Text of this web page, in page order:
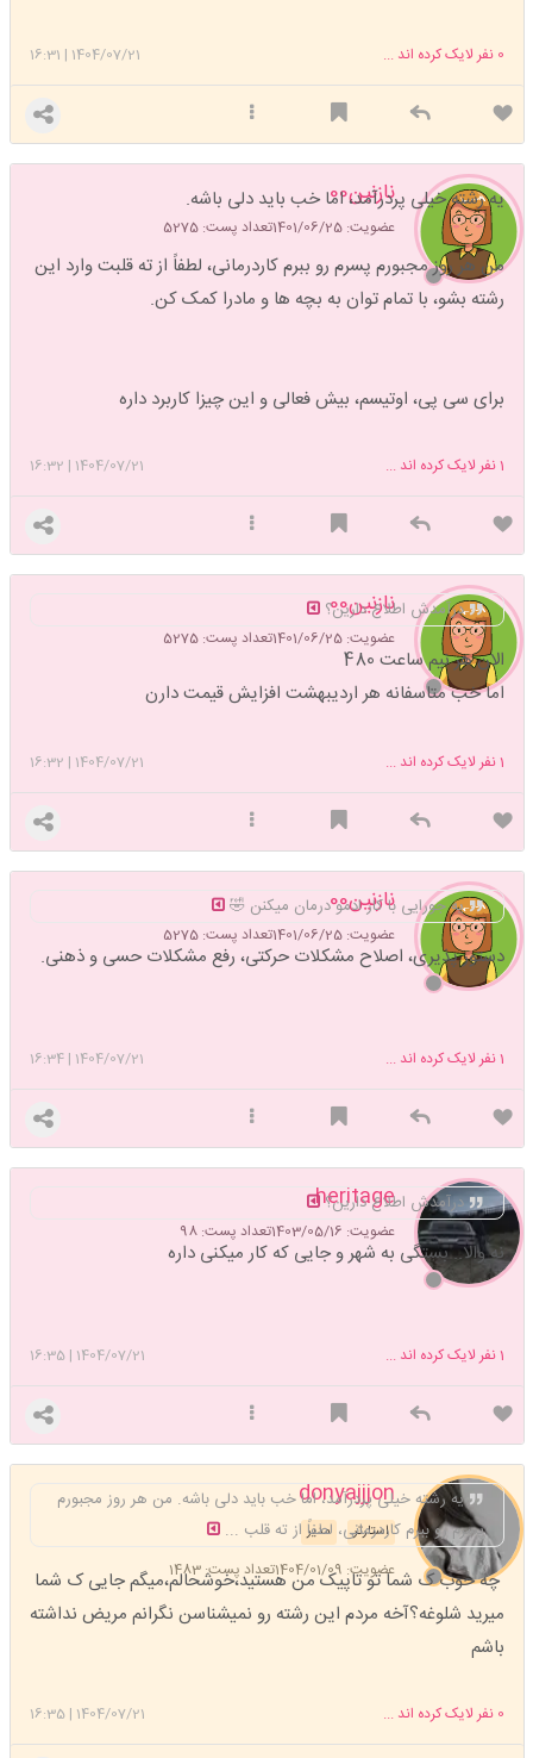
1404/07/21
|
16:31 0 نفر لایک کرده اند ...
نازنین00
عضویت: 1401/06/25 تعداد پست: 5275
یه رشته خیلی پردرآمد، اما خب باید دلی باشه.
من هر روز مجبورم پسرم رو ببرم کاردرمانی، لطفاً از ته قلبت وارد این
رشته بشو، با تمام توان به بچه ها و مادرا کمک کن.
برای سی پی، اوتیسم، بیش فعالی و این چیزا کاربرد داره
1404/07/21
|
16:32 1نفر لایک کرده اند ...
نازنین00
عضویت: 1401/06/25 تعداد پست: 5275
درآمدش اطلاع دارین؟
الان هر نیم ساعت 480
اما خب متاسفانه هر اردیبهشت افزایش قیمت دارن
1404/07/21
|
16:32 1نفر لایک کرده اند ...
نازنین00
عضویت: 1401/06/25 تعداد پست: 5275
یه جورایی با کار ادمو درمان میکنن 🤣
دستور پذیری، اصلاح مشکلات حرکتی، رفع مشکلات حسی و ذهنی.
1404/07/21
|
16:34 1نفر لایک کرده اند ...
heritage
عضویت: 1403/05/16 تعداد پست: 98
درآمدش اطلاع دارین؟
نه والا.. بستگی به شهر و جایی که کار میکنی داره
1404/07/21
|
16:35 1نفر لایک کرده اند ...
donyajjjon
مدیر استارتر
عضویت: 1404/01/09 تعداد پست: 1483
یه رشته خیلی پردرآمد، اما خب باید دلی باشه. من هر روز مجبورم
پسرم رو ببرم کاردرمانی، لطفاً از ته قلب ...
چه خوب ک شما تو تاپیک من هستید،خوشحالم،میگم جایی ک شما
میرید شلوغه؟آخه مردم این رشته رو نمیشناسن نگرانم مریض نداشته
باشم
1404/07/21
|
16:35 0 نفر لایک کرده اند ...